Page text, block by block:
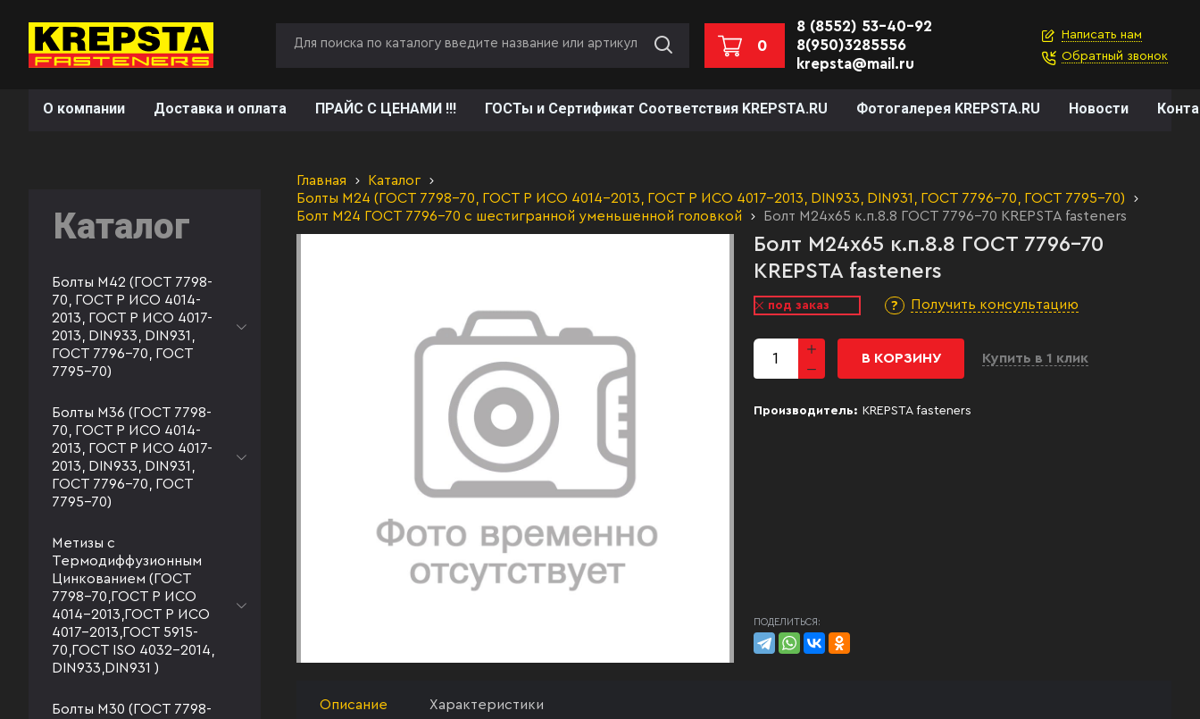
0
8 (8552) 53-40-92
8(950)3285556
krepsta@mail.ru
Написать нам
Обратный звонок
О компании Доставка и оплата ПРАЙС С ЦЕНАМИ !!! ГОСТы и Сертификат Соответствия KREPSTA.RU Фотогалерея KREPSTA.RU Новости
Каталог
Болты М42 (ГОСТ 7798-
70, ГОСТ Р ИСО 4014-
2013, ГОСТ Р ИСО 4017-
2013, DIN933, DIN931,
ГОСТ 7796-70, ГОСТ
7795-70)
Болты М36 (ГОСТ 7798-
70, ГОСТ Р ИСО 4014-
2013, ГОСТ Р ИСО 4017-
2013, DIN933, DIN931,
ГОСТ 7796-70, ГОСТ
7795-70)
Метизы с
Термодиффузионным
Цинкованием (ГОСТ
7798-70,ГОСТ Р ИСО
4014-2013,ГОСТ Р ИСО
4017-2013,ГОСТ 5915-
70,ГОСТ ISO 4032-2014,
DIN933,DIN931 )
Болты М30 (ГОСТ 7798-
Главная
Каталог
Болты М24 (ГОСТ 7798-70, ГОСТ Р ИСО 4014-2013, ГОСТ Р ИСО 4017-2013, DIN933, DIN931, ГОСТ 7796-70, ГОСТ 7795-70)
Болт М24 ГОСТ 7796-70 с шестигранной уменьшенной головкой
Болт М24х65 к.п.8.8 ГОСТ 7796-70 KREPSTA fasteners
Болт М24х65 к.п.8.8 ГОСТ 7796-70
KREPSTA fasteners
под заказ Получить консультацию
В КОРЗИНУ Купить в 1 клик
Производитель: KREPSTA fasteners
ПОДЕЛИТЬСЯ:
Описание Характеристики